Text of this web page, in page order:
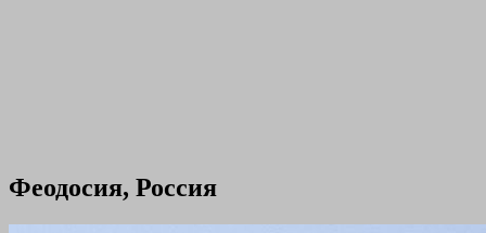
Феодосия, Россия